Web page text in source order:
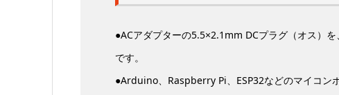
●ACアダプターの5.5×2.1mm DCプラグ（オス）
です。
●Arduino、Raspberry Pi、ESP32などのマイコン